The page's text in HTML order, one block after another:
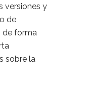
versiones y
de
de forma
sobre la